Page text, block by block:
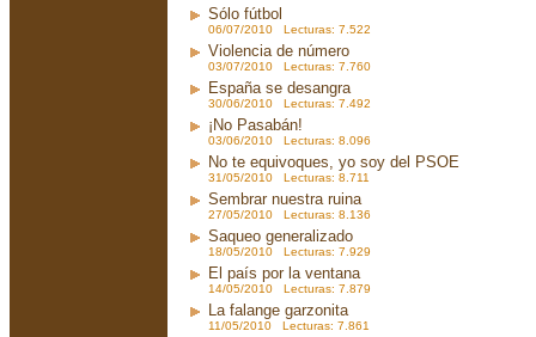
Sólo fútbol
06/07/2010 Lecturas: 7.522
Violencia de número
03/07/2010 Lecturas: 7.760
España se desangra
30/06/2010 Lecturas: 7.492
¡No Pasabán!
03/06/2010 Lecturas: 8.096
No te equivoques, yo soy del PSOE
31/05/2010 Lecturas: 8.711
Sembrar nuestra ruina
27/05/2010 Lecturas: 8.136
Saqueo generalizado
18/05/2010 Lecturas: 7.929
El país por la ventana
14/05/2010 Lecturas: 7.879
La falange garzonita
11/05/2010 Lecturas: 7.861